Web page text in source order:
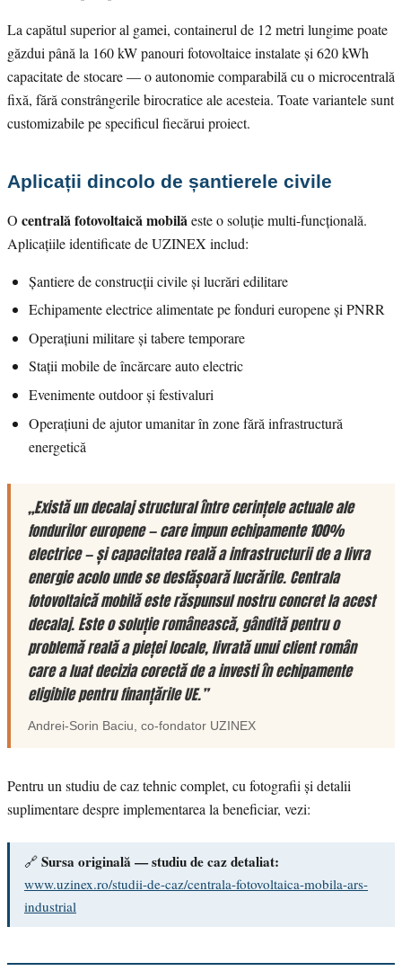
La capătul superior al gamei, containerul de 12 metri lungime poate
găzdui până la 160 kW panouri fotovoltaice instalate și 620 kWh
capacitate de stocare — o autonomie comparabilă cu o microcentrală
fixă, fără constrângerile birocratice ale acesteia. Toate variantele sunt
customizabile pe specificul fiecărui proiect.
Aplicații dincolo de șantierele civile
O centrală fotovoltaică mobilăeste o soluție multi-funcțională.
Aplicațiile identificate de UZINEX includ:
Șantiere de construcții civile și lucrări edilitare
Echipamente electrice alimentate pe fonduri europene și PNRR
Operațiuni militare și tabere temporare
Stații mobile de încărcare auto electric
Evenimente outdoor și festivaluri
Operațiuni de ajutor umanitar în zone fără infrastructură
energetică
„Există un decalaj structural între cerințele actuale ale
fondurilor europene — care impun echipamente 100%
electrice — și capacitatea reală a infrastructurii de a livra
energie acolo unde se desfășoară lucrările. Centrala
fotovoltaică mobilă este răspunsul nostru concret la acest
decalaj. Este o soluție românească, gândită pentru o
problemă reală a pieței locale, livrată unui client român
care a luat decizia corectă de a investi în echipamente
eligibile pentru finanțările UE.”
Andrei-Sorin Baciu, co-fondator UZINEX
Pentru un studiu de caz tehnic complet, cu fotografii și detalii
suplimentare despre implementarea la beneficiar, vezi:
🔗 Sursa originală — studiu de caz detaliat:
www.uzinex.ro/studii-de-caz/centrala-fotovoltaica-mobila-ars-
industrial